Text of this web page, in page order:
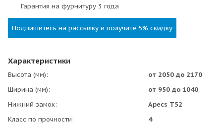
Гарантия на фурнитуру 3 года
Подпишитесь на рассылку и получите 5% скидку
Характеристики
Высота (мм)
от 2050 до 2170
Ширина (мм)
от 950 до 1040
Нижний замок
Apecs Т52
Класс по прочности
4